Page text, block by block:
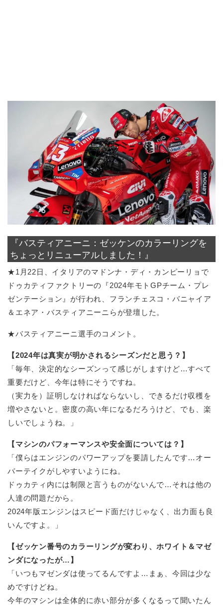
『バスティアニーニ：ゼッケンのカラーリングを
ちょっとリニューアルしました！』
★1月22日、イタリアのマドンナ・ディ・カンピーリョで
ドゥカティファクトリーの『2024年モトGPチーム・プレ
ゼンテーション』が行われ、フランチェスコ・バニャイア
＆エネア・バスティアニーニらが登壇した。
★バスティアニーニ選手のコメント。
【2024年は真実が明かされるシーズンだと思う？】
「毎年、決定的なシーズンって感じがしますけど…すべて
重要だけど、今年は特にそうですね。
（実力を）証明しなければならないし、できるだけ収穫を
増やさないと。密度の高い年になるだろうけど、でも、楽
しいでしょうね。」
【マシンのパフォーマンスや安全面については？】
「僕らはエンジンのパワーアップを要請したんです…オー
バーテイクがしやすいようにね。
ドゥカティ内には制限と言うものがないんで…それは他の
人達の問題だから。
2024年版エンジンはスピード面だけじゃなく、出力面も良
いんですよ。」
【ゼッケン番号のカラーリングが変わり、ホワイト＆マゼ
ンダになったが…】
「いつもマゼンダは使ってるんですよ…まぁ、今回は少な
めですけどね。
今年のマシンは全体的に赤い部分が多くなるって聞いたん